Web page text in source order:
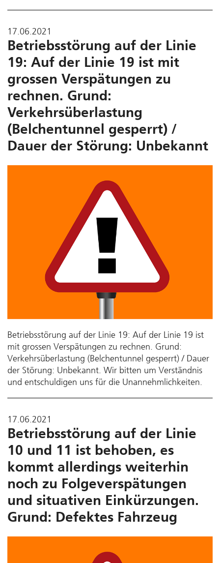
17.06.2021
Betriebsstörung auf der Linie
19: Auf der Linie 19 ist mit
grossen Verspätungen zu
rechnen. Grund:
Verkehrsüberlastung
(Belchentunnel gesperrt) /
Dauer der Störung: Unbekannt
Betriebsstörung auf der Linie 19: Auf der Linie 19 ist
mit grossen Verspätungen zu rechnen. Grund:
Verkehrsüberlastung (Belchentunnel gesperrt) / Dauer
der Störung: Unbekannt. Wir bitten um Verständnis
und entschuldigen uns für die Unannehmlichkeiten.
17.06.2021
Betriebsstörung auf der Linie
10 und 11 ist behoben, es
kommt allerdings weiterhin
noch zu Folgeverspätungen
und situativen Einkürzungen.
Grund: Defektes Fahrzeug